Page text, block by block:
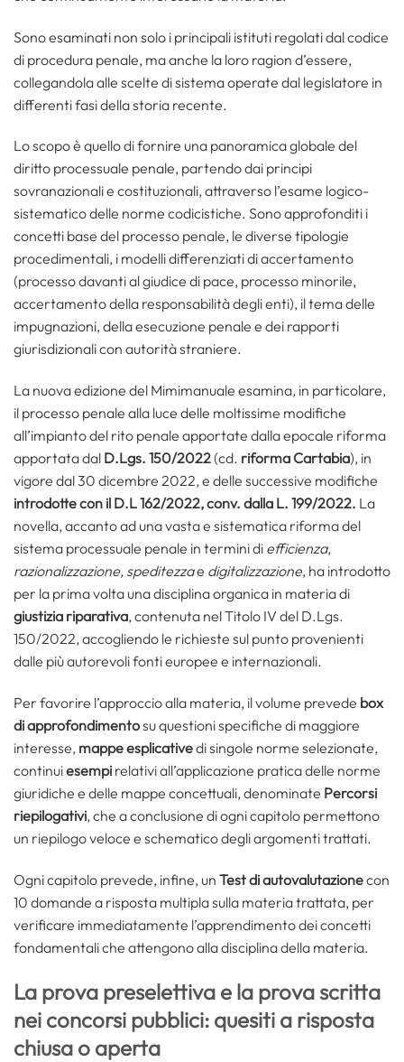
Sono esaminati non solo i principali istituti regolati dal codice
di procedura penale, ma anche la loro ragion d’essere,
collegandola alle scelte di sistema operate dal legislatore in
differenti fasi della storia recente.
Lo scopo è quello di fornire una panoramica globale del
diritto processuale penale, partendo dai principi
sovranazionali e costituzionali, attraverso l’esame logico-
sistematico delle norme codicistiche. Sono approfonditi i
concetti base del processo penale, le diverse tipologie
procedimentali, i modelli differenziati di accertamento
(processo davanti al giudice di pace, processo minorile,
accertamento della responsabilità degli enti), il tema delle
impugnazioni, della esecuzione penale e dei rapporti
giurisdizionali con autorità straniere.
La nuova edizione del Mimimanuale esamina, in particolare,
il processo penale alla luce delle moltissime modifiche
all’impianto del rito penale apportate dalla epocale riforma
apportata dal D.Lgs. 150/2022(cd. riforma Cartabia), in
vigore dal 30 dicembre 2022, e delle successive modifiche
introdotte con il D.L 162/2022, conv. dalla L. 199/2022. La
novella, accanto ad una vasta e sistematica riforma del
sistema processuale penale in termini di efficienza,
razionalizzazione, speditezzae digitalizzazione, ha introdotto
per la prima volta una disciplina organica in materia di
giustizia riparativa, contenuta nel Titolo IV del D.Lgs.
150/2022, accogliendo le richieste sul punto provenienti
dalle più autorevoli fonti europee e internazionali.
Per favorire l’approccio alla materia, il volume prevede box
di approfondimentosu questioni specifiche di maggiore
interesse, mappe esplicativedi singole norme selezionate,
continuiesempi relativi all’applicazione pratica delle norme
giuridiche e delle mappe concettuali, denominate Percorsi
riepilogativi, che a conclusione di ogni capitolo permettono
un riepilogo veloce e schematico degli argomenti trattati.
Ogni capitolo prevede, infine, un Test di autovalutazionecon
10 domande a risposta multipla sulla materia trattata, per
verificare immediatamente l’apprendimento dei concetti
fondamentali che attengono alla disciplina della materia.
La prova preselettiva e la prova scritta
nei concorsi pubblici: quesiti a risposta
chiusa o aperta